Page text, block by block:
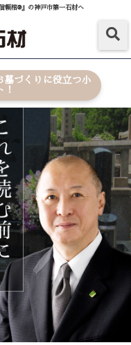
頼棺®』の神戸市第一石材へ
墓づくりに役立つ小